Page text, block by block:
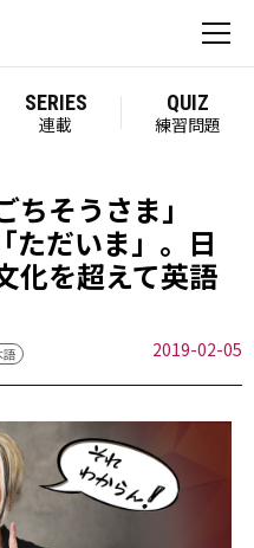
SERIES
連載
QUIZ
練習問題
ちそうさま」
ただいま」。日
化を超えて英語
2019-02-05